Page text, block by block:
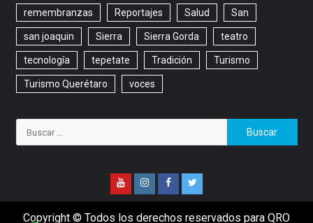
remembranzas Reportajes Salud San
san joaquin Sierra Sierra Gorda teatro
tecnología tepetate Tradición Turismo
Turismo Querétaro voces
Copyright © Todos los derechos reservados para QRO